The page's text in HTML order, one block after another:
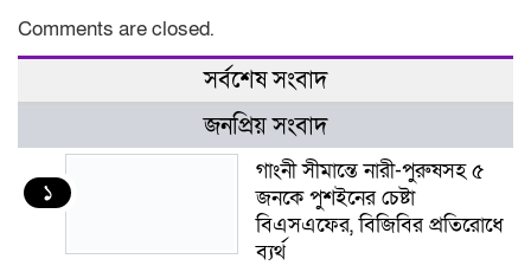
Comments are closed.
সর্বশেষ সংবাদ
জনপ্রিয় সংবাদ
১
গাংনী সীমান্তে নারী-পুরুষসহ ৫
জনকে পুশইনের চেষ্টা
বিএসএফের, বিজিবির প্রতিরোধে
ব্যর্থ